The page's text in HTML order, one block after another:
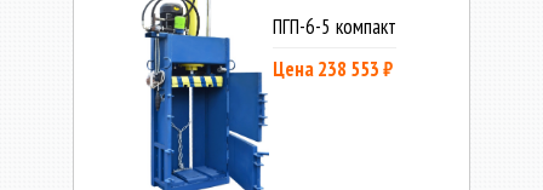
ПГП-6-5 компакт
Цена 238 553 ₽